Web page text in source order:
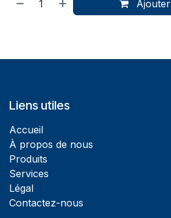
Liens utiles
Accueil
À propos de nous
Produits
Services
Légal
Contactez-nous